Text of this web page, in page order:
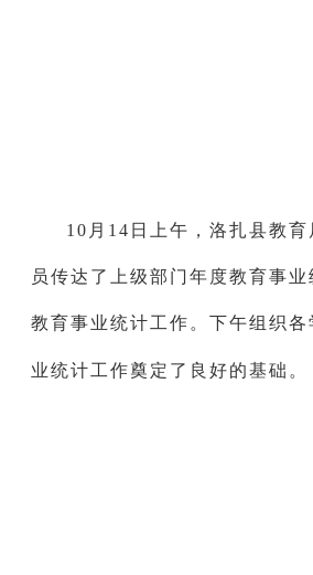
10月14日上午，洛扎县教
员传达了上级部门年度教育事
教育事业统计工作。下午组织
业统计工作奠定了良好的基础。